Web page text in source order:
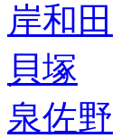
岸和田
貝塚
泉佐野